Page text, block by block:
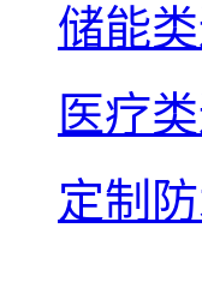
储能
医疗
定制